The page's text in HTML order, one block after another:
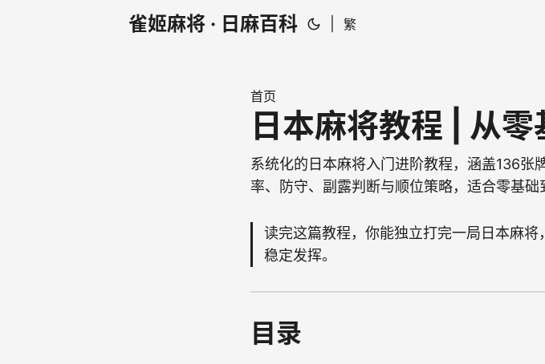
雀姬麻将 · 日麻百科 繁
首页
日本麻将教程 | 从
系统化的日本麻将入门进阶教程，涵盖136
率、防守、副露判断与顺位策略，适合零基础
读完这篇教程，你能独立打完一局日本麻
稳定发挥。
目录